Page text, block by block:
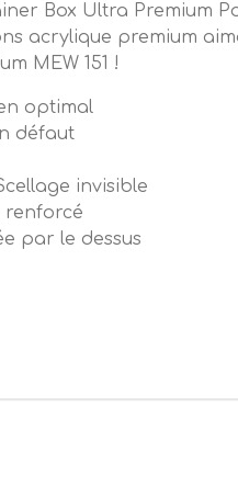
Box Ultra Premium
acrylique premium
MEW 151 !
optimal
défaut
invisible
renforcé
par le dessus